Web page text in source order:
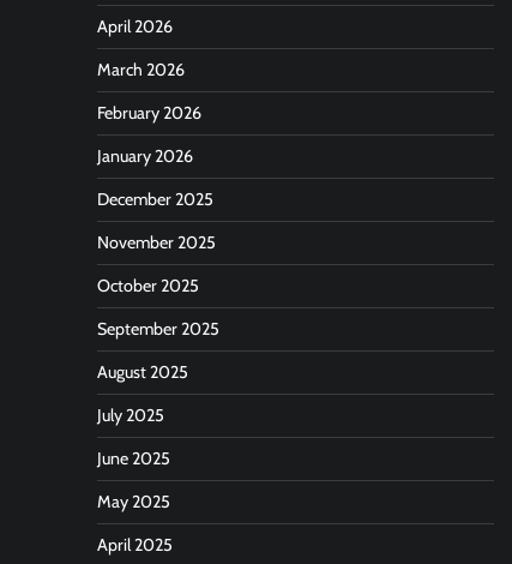
April 2026
March 2026
February 2026
January 2026
December 2025
November 2025
October 2025
September 2025
August 2025
July 2025
June 2025
May 2025
April 2025